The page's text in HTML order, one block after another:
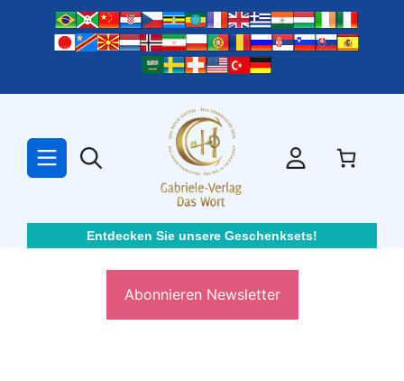
springen
Entdecken Sie unsere Geschenksets!
Abonnieren Newsletter